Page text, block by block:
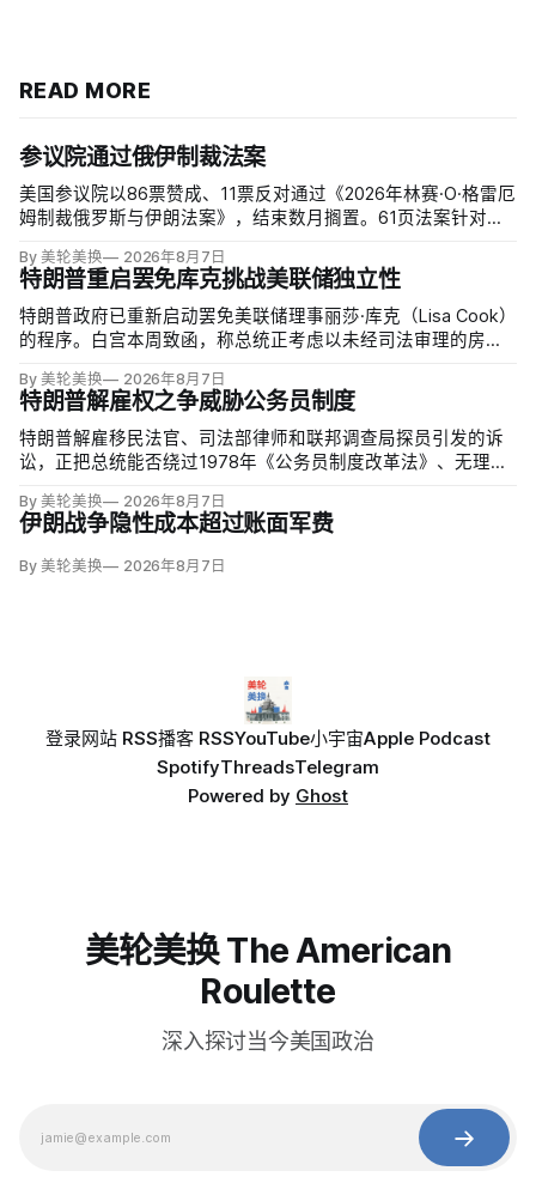
READ MORE
参议院通过俄伊制裁法案
美国参议院以86票赞成、11票反对通过《2026年林赛·O·格雷厄
姆制裁俄罗斯与伊朗法案》，结束数月搁置。61页法案针对俄
裁；同时授权对购买俄油气最多的五个国家实施定向关税，意
在切断支持俄乌战争的能源收入。
By 美轮美换 2026年8月7日
特朗普重启罢免库克挑战美联储独立性
特朗普政府已重新启动罢免美联储理事丽莎·库克（Lisa Cook）
的程序。白宫本周致函，称总统正考虑以未经司法审理的房贷
By 美轮美换 2026年8月7日
特朗普解雇权之争威胁公务员制度
特朗普解雇移民法官、司法部律师和联邦调查局探员引发的诉
讼，正把总统能否绕过1978年《公务员制度改革法》、无理由
天将全院审理两名前移民法官梅根·杰克勒（Megan Jackler）
和布兰登·贾罗赫（Brandon Jaroc…
By 美轮美换 2026年8月7日
伊朗战争隐性成本超过账面军费
By 美轮美换 2026年8月7日
登录网站 RSS播客 RSSYouTube小宇宙Apple Podcast
SpotifyThreadsTelegram
Powered by Ghost
美轮美换 The American
Roulette
深入探讨当今美国政治